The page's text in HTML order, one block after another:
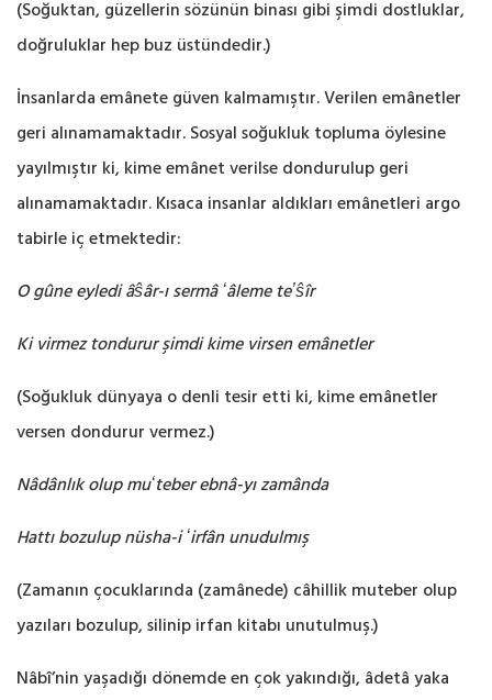
(Soğuktan, güzellerin sözünün binası gibi şimdi dostluklar,
doğruluklar hep buz üstündedir.‎)
İnsanlarda emânete güven kalmamıştır. Verilen emânetler
geri alınamamaktadır. Sosyal soğukluk ‎topluma öylesine
yayılmıştır ki, kime emânet verilse dondurulup geri
alınamamaktadır. Kısaca ‎insanlar aldıkları emânetleri argo
tabirle iç etmektedir:‎
O gûne eyledi âŝâr-ı sermâ ʻâleme teʼŝîr
Ki virmez tondurur şimdi kime virsen emânetler
(Soğukluk dünyaya o denli tesir etti ki, kime emânetler
versen dondurur vermez.‎)
Nâdânlık olup muʻteber ebnâ-yı zamânda
Hattı bozulup nüsha-i ʻirfân unudulmış
(Zamanın çocuklarında (zamânede) câhillik muteber olup
yazıları bozulup, silinip irfan kitabı ‎unutulmuş.‎)
Nâbî’nin yaşadığı dönemde en çok yakındığı, âdetâ yaka